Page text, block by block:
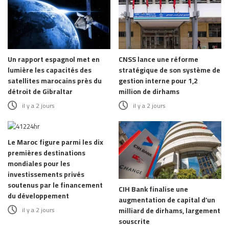
Un rapport espagnol met en
lumière les capacités des
satellites marocains près du
détroit de Gibraltar
il y a 2 jours
CNSS lance une réforme
stratégique de son système de
gestion interne pour 1,2
million de dirhams
il y a 2 jours
Le Maroc figure parmi les dix
premières destinations
mondiales pour les
investissements privés
soutenus par le financement
du développement
il y a 2 jours
CIH Bank finalise une
augmentation de capital d’un
milliard de dirhams, largement
souscrite